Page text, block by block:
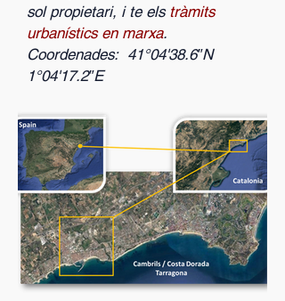
sol propietari, i te els tràmits
urbanístics en marxa.
Coordenades: 41°04'38.6″N
1°04'17.2″E